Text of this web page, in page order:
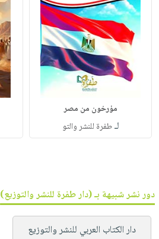
مؤرخون من مصر
لـطفرة للنشر والتو
دور نشر شبيهة بـ (دار طفرة للنشر والتوزيع)
دار الكتاب العربي للنشر والتوزيع